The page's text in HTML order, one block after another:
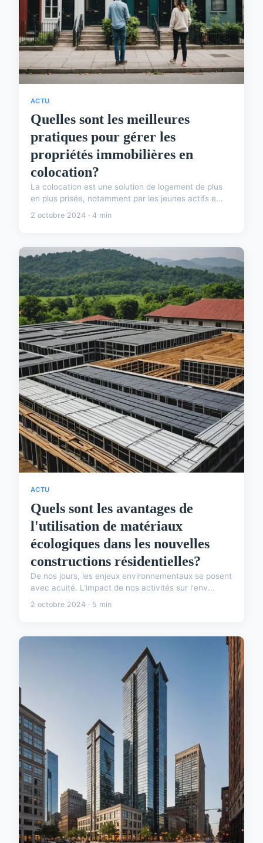
ACTU
Quelles sont les meilleures
pratiques pour gérer les
propriétés immobilières en
colocation?
La colocation est une solution de logement de plus
en plus prisée, notamment par les jeunes actifs e...
2 octobre 2024 · 4 min
ACTU
Quels sont les avantages de
l'utilisation de matériaux
écologiques dans les nouvelles
constructions résidentielles?
De nos jours, les enjeux environnementaux se posent
avec acuité. L'impact de nos activités sur l'env...
2 octobre 2024 · 5 min